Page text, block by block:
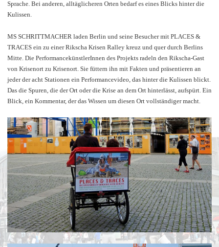
Sprache. Bei anderen, alltäglicheren Orten bedarf es eines Blicks hinter die
Kulissen.
MS SCHRITTMACHER laden Berlin und seine Besucher mit PLACES &
TRACES ein zu einer Rikscha Krisen Ralley kreuz und quer durch Berlins
Mitte. Die PerformancekünstlerInnen des Projekts radeln den Rikscha-Gast
von Krisenort zu Krisenort. Sie füttern ihn mit Fakten und präsentieren an
jeder der acht Stationen ein Performancevideo, das hinter die Kulissen blickt.
Das die Spuren, die der Ort oder die Krise an dem Ort hinterlässt, aufspürt. Ein
Blick, ein Kommentar, der das Wissen um diesen Ort vollständiger macht.